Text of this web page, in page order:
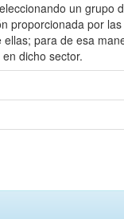
un grupo
proporcionada por
para de esa
dicho sector.